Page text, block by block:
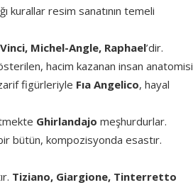
kurallar resim sanatının temeli
Michel-Angle, Raphael’dir.
hacim kazanan insan anatomisi
figürleriyle Fıa Angelico, hayal
Ghirlandajo meşhurdurlar.
bütün, kompozisyonda esastır.
Tiziano, Giargione, Tinterretto